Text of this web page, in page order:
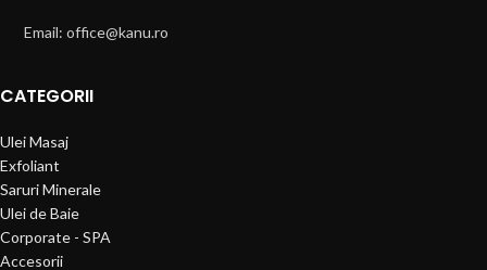
Email: office@kanu.ro
CATEGORII
Ulei Masaj
Exfoliant
Saruri Minerale
Ulei de Baie
Corporate - SPA
Accesorii